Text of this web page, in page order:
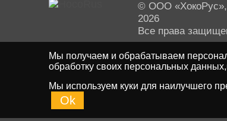
© ООО «ХокоРус»,
2026
Все права
Мы получаем и обрабатываем
обработку своих персональных
Мы используем куки для наилучшего
Ok